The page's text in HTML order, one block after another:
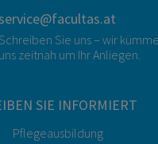
Schreiben Sie uns – wir
uns zeitnah um Ihr Anliegen.
SIE INFORMIERT
Pflegeausbildung